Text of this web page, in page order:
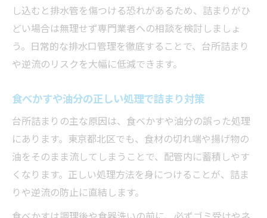
し込むと排水管を傷つける恐れがあるため、詰まりがひ
どい場合は無理せず専門業者への相談を検討しましょ
う。日常的な排水口管理を徹底することで、台所詰まり
や逆流のリスクを大幅に低減できます。
食べかすや油分の正しい処理で詰まり対策
台所詰まりの主な原因は、食べかすや油分の誤った処理
にあります。東京都北区でも、食材の切れ端や揚げ物の
油をそのまま流してしまうことで、配管内に蓄積しやす
くなります。正しい処理方法を身につけることが、詰ま
りや逆流の防止に直結します。